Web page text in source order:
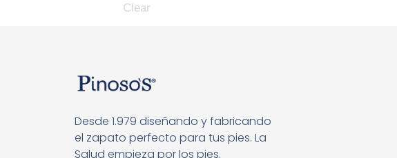
Clear
Desde 1.979 diseñando y fabricando
el zapato perfecto para tus pies. La
Salud empieza por los pies.